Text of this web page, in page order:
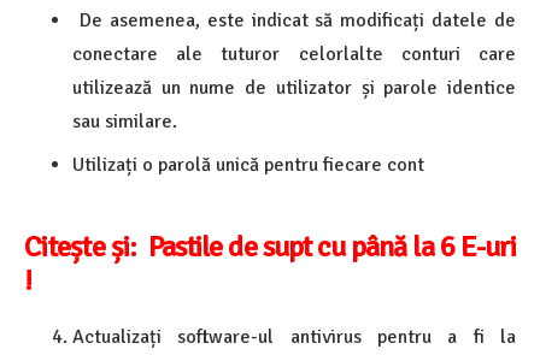
De asemenea, este indicat să modificați datele de
conectare ale tuturor celorlalte conturi care
utilizează un nume de utilizator și parole identice
sau similare.
Utilizați o parolă unică pentru fiecare cont
Citește și: Pastile de supt cu până la 6 E-uri
!
Actualizați software-ul antivirus pentru a fi la